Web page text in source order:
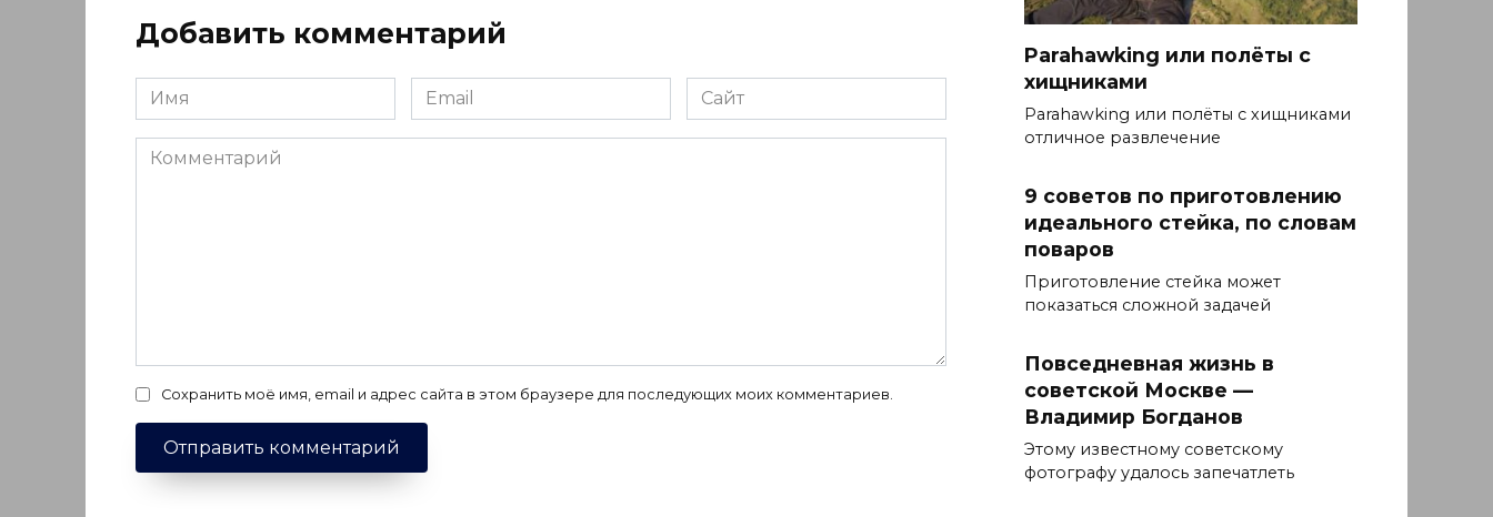
Добавить комментарий
Имя
*
Email
*
Сайт
Комментарий
Сохранить моё имя, email и адрес сайта в этом браузере для последующих моих комментариев.
Parahawking или полёты с
хищниками
Parahawking или полёты с хищниками
отличное развлечение
9 советов по приготовлению
идеального стейка, по словам
поваров
Приготовление стейка может
показаться сложной задачей
Повседневная жизнь в
советской Москве —
Владимир Богданов
Этому известному советскому
фотографу удалось запечатлеть